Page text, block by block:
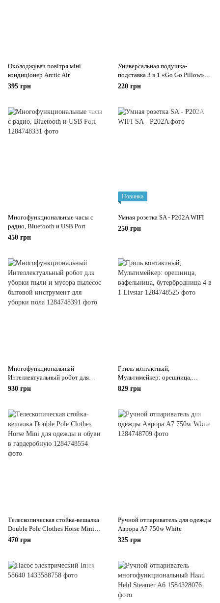
Охолоджувач повітря міні
кондиціонер Arctic Air
395 грн
Универсальная подушка-
подставка 3 в 1 «Go Go Pillow»
для планшета, подушка гоу гоу
220 грн
Многофункциональные часы с
радио, Bluetooth и USB Port
450 грн
Новинка
Умная розетка SA - P202A WIFI
250 грн
Многофункциональный
Интеллектуальный робот для
уборки пыли и мусора пылесос
930 грн
Гриль контактный,
Мультимейкер: орешница,
вафельница, бутербродница 4 в 1
829 грн
Телескопическая стойка-вешалка
Double Pole Clothes Horse Mini
для одежды и обуви в
470 грн
Ручной отпариватель для одежды
Аврора A7 750w White
325 грн